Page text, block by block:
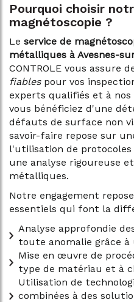
Pourquoi choisir
magnétoscopie ?
Le service de
métalliques à Avesnes-
CONTROLE vous assure
fiablespour vos
experts qualifiés et à
vous bénéficiez d'une
défauts de surface non
savoir-faire repose sur
l'utilisation de
une analyse rigoureuse
métalliques.
Notre engagement
essentiels qui font la
Analyse approfondie
toute anomalie grâce à
Mise en œuvre de
type de matériau et à
Utilisation de
combinées à des